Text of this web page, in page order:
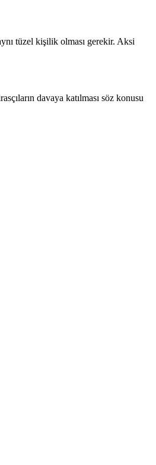
tüzel kişilik olması gerekir. Aksi
davaya katılması söz konusu